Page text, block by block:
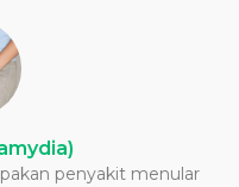
penyakit menular